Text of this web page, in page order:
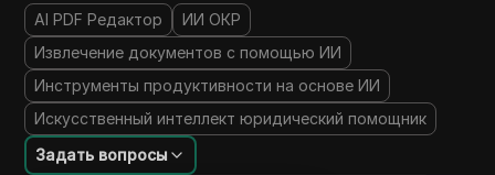
AI PDF Редактор
ИИ ОКР
Извлечение документов с помощью ИИ
Инструменты продуктивности на основе ИИ
Искусственный интеллект юридический помощник
Задать вопросы